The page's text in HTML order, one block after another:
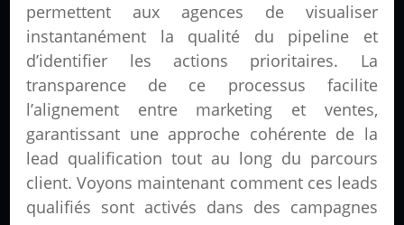
permettent aux agences de visualiser
instantanément la qualité du pipeline et
d’identifier les actions prioritaires. La
transparence de ce processus facilite
l’alignement entre marketing et ventes,
garantissant une approche cohérente de la
lead qualification tout au long du parcours
client. Voyons maintenant comment ces leads
qualifiés sont activés dans des campagnes